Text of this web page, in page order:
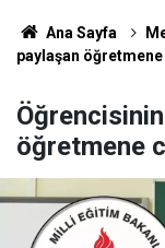
Ana Sayfa
paylaşan
öğretmene